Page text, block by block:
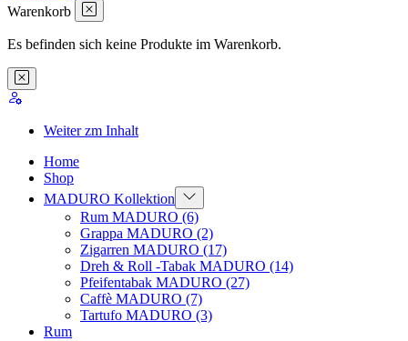
Warenkorb
Es befinden sich keine Produkte im Warenkorb.
Weiter zm Inhalt
Home
Shop
MADURO Kollektion
Rum MADURO (6)
Grappa MADURO (2)
Zigarren MADURO (17)
Dreh & Roll -Tabak MADURO (14)
Pfeifentabak MADURO (27)
Caffè MADURO (7)
Tartufo MADURO (3)
Rum